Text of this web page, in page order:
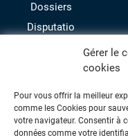
Gérer le
cookies
Pour vous offrir la meilleur
comme les Cookies pour
votre navigateur. Consentir à
données comme votre
Dossiers
Disputatio